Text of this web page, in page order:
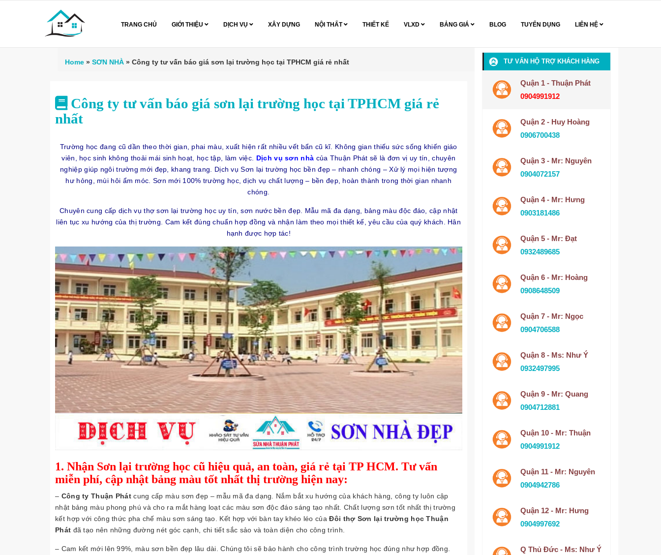
TRANG CHỦ GIỚI THIỆU DỊCH VỤ XÂY DỰNG NỘI THẤT THIẾT KẾ VLXD BẢNG GIÁ BLOG TUYỂN DỤNG LIÊN HỆ
Home » SƠN NHÀ » Công ty tư vấn báo giá sơn lại trường học tại TPHCM giá rẻ nhất
Công ty tư vấn báo giá sơn lại trường học tại TPHCM giá rẻ
nhất
Trường học đang cũ dần theo thời gian, phai màu, xuất hiện rất nhiều vết bẩn cũ kĩ. Không gian thiếu sức sống khiến giáo
viên, học sinh không thoải mái sinh hoạt, học tập, làm việc. Dịch vụ sơn nhà của Thuận Phát sẽ là đơn vị uy tín, chuyên
nghiệp giúp ngôi trường mới đẹp, khang trang. Dịch vụ Sơn lại trường học bền đẹp – nhanh chóng – Xử lý mọi hiện tượng
hư hỏng, mùi hôi ẩm móc. Sơn mới 100% trường học, dịch vụ chất lượng – bền đẹp, hoàn thành trong thời gian nhanh
chóng.
Chuyên cung cấp dịch vụ thợ sơn lại trường học uy tín, sơn nước bền đẹp. Mẫu mã đa dạng, bảng màu độc đáo, cập nhật
liên tục xu hướng của thị trường. Cam kết đúng chuẩn hợp đồng và nhận làm theo mọi thiết kế, yêu cầu của quý khách. Hân
hạnh được hợp tác!
1. Nhận Sơn lại trường học cũ hiệu quả, an toàn, giá rẻ tại TP HCM. Tư vấn
miễn phí, cập nhật bảng màu tốt nhất thị trường hiện nay:
– Công ty Thuận Phát cung cấp màu sơn đẹp – mẫu mã đa dạng. Nắm bắt xu hướng của khách hàng, công ty luôn cập
nhật bảng màu phong phú và cho ra mắt hàng loạt các màu sơn độc đáo sáng tạo nhất. Chất lượng sơn tốt nhất thị trường
kết hợp với công thức pha chế màu sơn sáng tạo. Kết hợp với bàn tay khéo léo củaĐôi thợ Sơn lại trường học Thuận
Phát đã tạo nên những đường nét góc cạnh, chi tiết sắc sảo và toàn diện cho công trình.
– Cam kết mới lên 99%, màu sơn bền đẹp lâu dài. Chúng tôi sẽ bảo hành cho công trình trường học đúng như hợp đồng.
TƯ VẤN HỘ TRỢ KHÁCH HÀNG
Quận 1 - Thuận Phát
0904991912
Quận 2 - Huy Hoàng
0906700438
Quận 3 - Mr: Nguyên
0904072157
Quận 4 - Mr: Hưng
0903181486
Quận 5 - Mr: Đạt
0932489685
Quận 6 - Mr: Hoàng
0908648509
Quận 7 - Mr: Ngọc
0904706588
Quận 8 - Ms: Như Ý
0932497995
Quận 9 - Mr: Quang
0904712881
Quận 10 - Mr: Thuận
0904991912
Quận 11 - Mr: Nguyên
0904942786
Quận 12 - Mr: Hưng
0904997692
Q Thủ Đức - Ms: Như Ý